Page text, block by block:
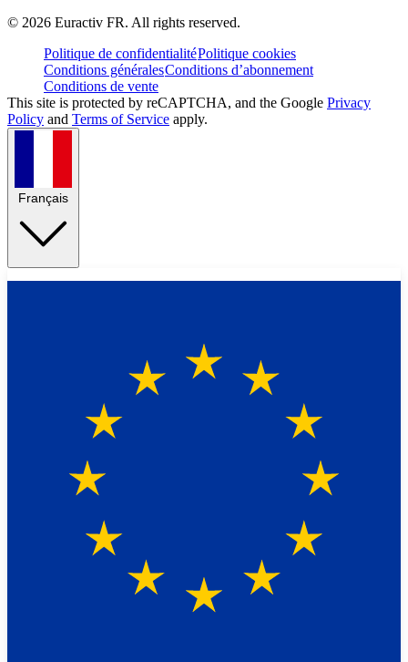
© 2026 Euractiv FR. All rights reserved.
Politique de confidentialitéPolitique cookies
Conditions généralesConditions d’abonnement
Conditions de vente
This site is protected by reCAPTCHA, and the Google Privacy
Policy and Terms of Service apply.
Français